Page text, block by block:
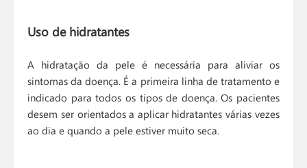
Uso de hidratantes
A hidratação da pele é necessária para aliviar os
sintomas da doença. É a primeira linha de tratamento e
indicado para todos os tipos de doença. Os pacientes
desem ser orientados a aplicar hidratantes várias vezes
ao dia e quando a pele estiver muito seca.